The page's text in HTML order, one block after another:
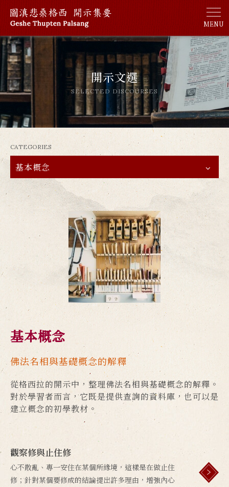
開示文選
SELECTED DISCOURSES
CATEGORIES
基本概念
基本概念
佛法名相與基礎概念的解釋
從格西拉的開示中，整理佛法名相與基礎概念的解釋。
對於學習者而言，它既是提供查詢的資料庫，也可以是
建立概念的初學教材。
觀察修與止住修
心不散亂、專一安住在某個所緣境，這樣是在做止住
修；針對某個要修成的結論提出許多理由，增強內心
MENU